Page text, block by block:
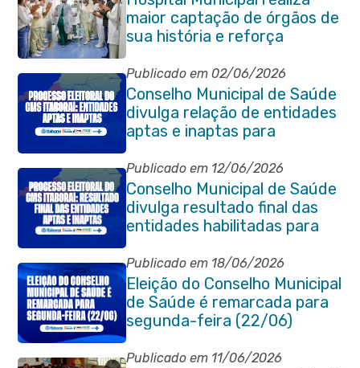
maior captação de órgãos de
sua história e reforça
compromisso com a vida
Publicado em 02/06/2026
Conselho Municipal de Saúde
divulga relação de entidades
aptas e inaptas para
processo eleitoral do
quadriênio 2026-2030
Publicado em 12/06/2026
Conselho Municipal de Saúde
divulga resultado final das
entidades habilitadas para
eleição do quadriênio 2026-
2030
Publicado em 18/06/2026
Eleição do Conselho Municipal
de Saúde é remarcada para
segunda-feira (22/06)
Publicado em 11/06/2026